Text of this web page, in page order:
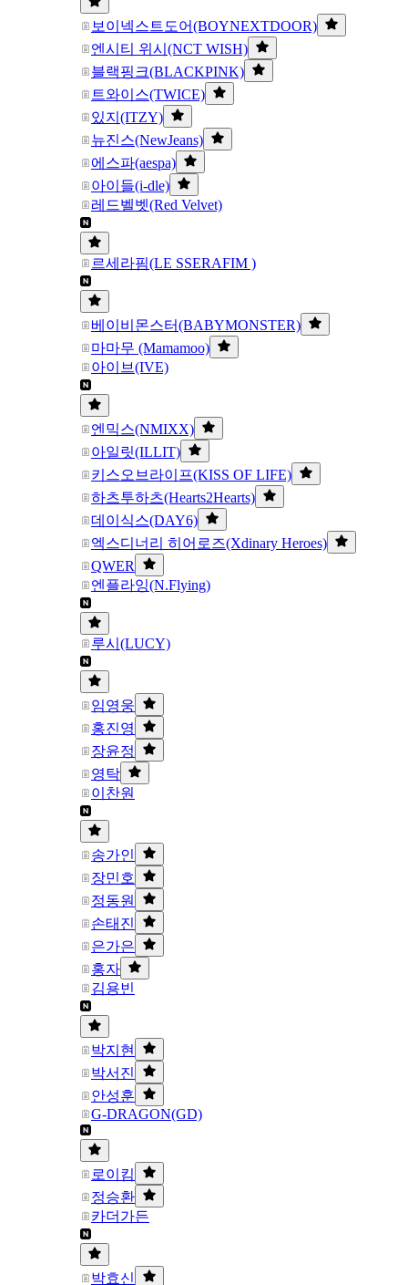
보이넥스트도어(BOYNEXTDOOR)
엔시티 위시(NCT WISH)
블랙핑크(BLACKPINK)
트와이스(TWICE)
있지(ITZY)
뉴진스(NewJeans)
에스파(aespa)
아이들(i-dle)
레드벨벳(Red Velvet)
르세라핌(LE SSERAFIM )
베이비몬스터(BABYMONSTER)
마마무 (Mamamoo)
아이브(IVE)
엔믹스(NMIXX)
아일릿(ILLIT)
키스오브라이프(KISS OF LIFE)
하츠투하츠(Hearts2Hearts)
데이식스(DAY6)
엑스디너리 히어로즈(Xdinary Heroes)
QWER
엔플라잉(N.Flying)
루시(LUCY)
임영웅
홍진영
장윤정
영탁
이찬원
송가인
장민호
정동원
손태진
은가은
홍자
김용빈
박지현
박서진
안성훈
G-DRAGON(GD)
로이킴
정승환
카더가든
박효신